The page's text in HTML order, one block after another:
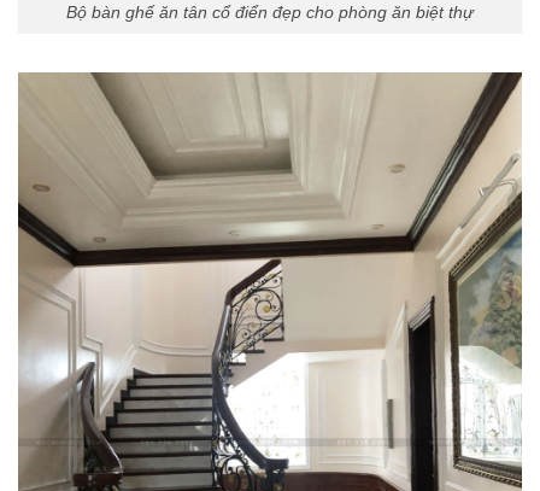
Bộ bàn ghế ăn tân cổ điển đẹp cho phòng ăn biệt thự